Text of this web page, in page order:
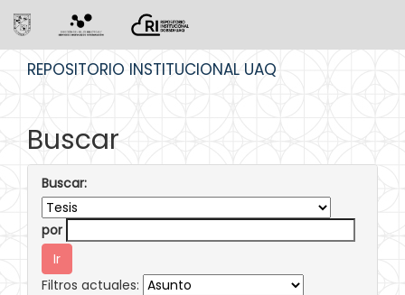
REPOSITORIO INSTITUCIONAL UAQ
Buscar
Buscar:
por
Filtros actuales: